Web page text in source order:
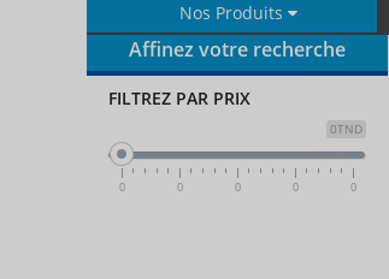
Nos Produits
Affinez votre recherche
FILTREZ PAR PRIX
0TND
0 0 0 0 0